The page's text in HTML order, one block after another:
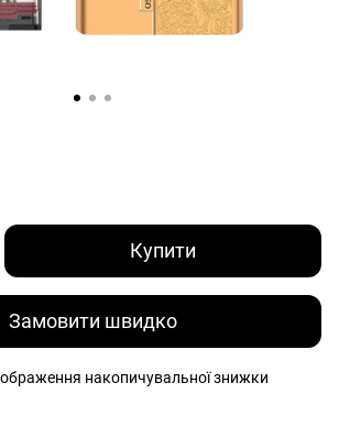
Купити
Замовити швидко
накопичувальної знижки